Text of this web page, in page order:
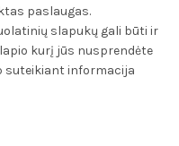
paslaugas.
slapukų gali būti ir
kurį jūs nusprendėte
suteikiant informacija